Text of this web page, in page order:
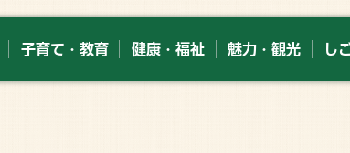
子育て・教育 健康・福祉 魅力・観光 し